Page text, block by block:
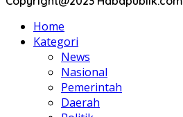
Home
Kategori
News
Nasional
Pemerintah
Daerah